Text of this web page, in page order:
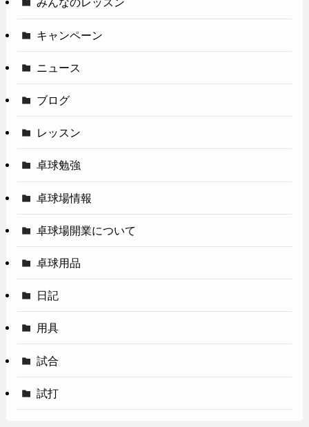
キャンペーン
ニュース
ブログ
レッスン
卓球勉強
卓球場情報
卓球場開業について
卓球用品
日記
用具
試合
試打